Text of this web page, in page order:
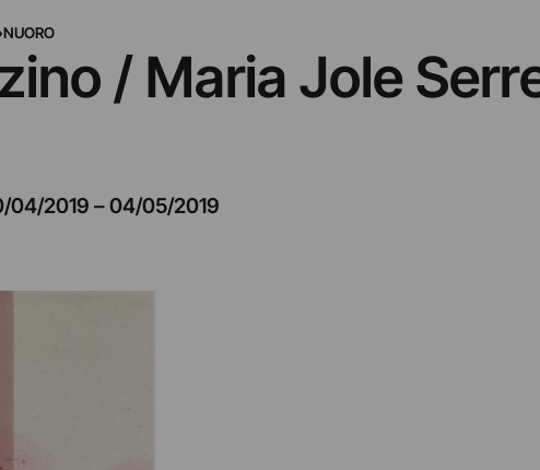
NUORO
/ Maria Jole
04/2019 –04/05/2019